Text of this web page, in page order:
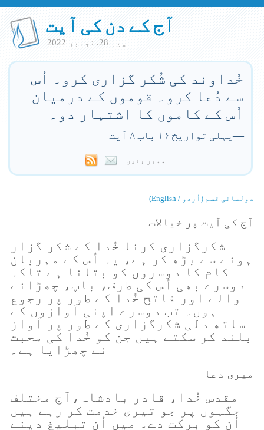
آج کے دن کی آیت
پير 28. نومبر 2022
خُداوند کی شُکر گزاری کرو۔ اُس
سے دُعا کرو۔ قوموں کے درمیان
اُس کے کاموں کا اشتہار دو۔
—پہلی تواریخ ۱۶ باب ۸ آیت
ممبر بنیں:
دولسانی قسم (اُردو / English)
آج کی آیت پر خیالات
شکرگزاری کرنا خُدا کے شکر گزار
ہونے سے بڑھ کر ہے، یہ اُس کے مہربان
کام کا دوسروں کو بتانا ہے تاکہ
دوسرے بھی اُس کی طرف، باپ، چھڑانے
والے اور فاتح خُدا کے طور پر رجوع
ہوں۔ تب دوسرے اپنی آوازوں کے
ساتھ دلی شکرگزاری کے طور پر آواز
بلند کر سکتے ہیں جن کو خُدا کی محبت
نے چھڑایا ہے۔
میری دعا
مقدس خُدا، قادر بادشاہ،آج مختلف
جگہوں پر جو تیری خدمت کر رہے ہیں
اُن کو برکت دے۔ میں اُن تبلیغ دینے